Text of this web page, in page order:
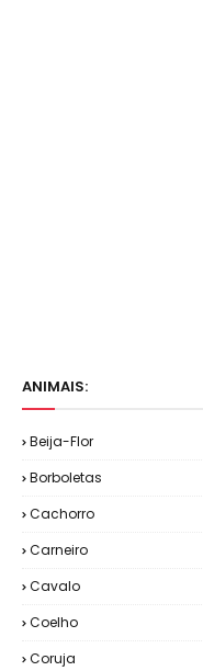
ANIMAIS:
Beija-Flor
Borboletas
Cachorro
Carneiro
Cavalo
Coelho
Coruja